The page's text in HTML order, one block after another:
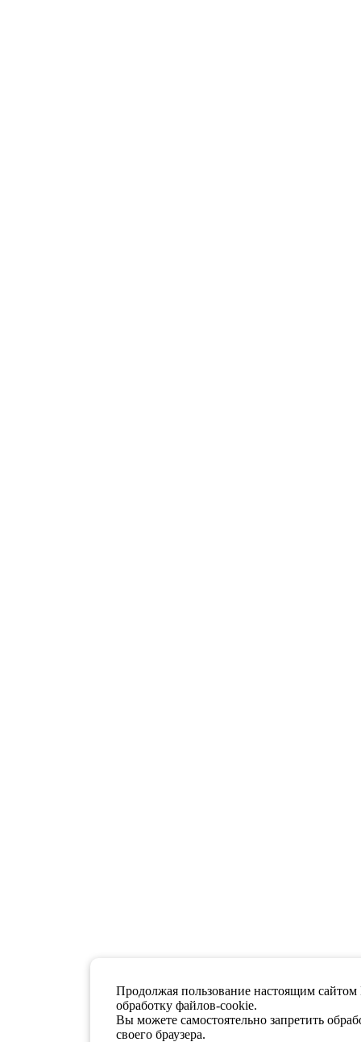
Продолжая пользование настоящим
обработку файлов-cookie.
Вы можете самостоятельно запретить
своего браузера.